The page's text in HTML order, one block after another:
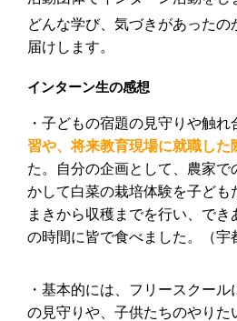
どんな学び、気づきがあったの
届けします。
インターン生の感想
・子どもの宿題の見守りや触れ
習や、将来教育現場に就職した
た。自分の企画として、農家で
かして白菜の栽培体験を子ども
まきから収穫までを行い、で
の時間に皆で食べました。（宇
・基本的には、フリースクー
の見守りや、子供たちのやりた